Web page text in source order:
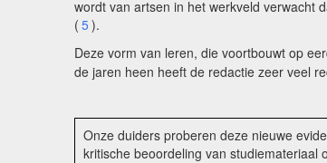
wordt van artsen in het werkveld verwacht
( 5).
Deze vorm van leren, die voortbouwt op
de jaren heen heeft de redactie zeer veel
Onze duiders proberen deze nieuwe
kritische beoordeling van studiemateriaal